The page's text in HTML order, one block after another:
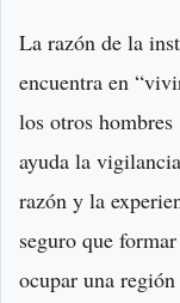
La razón de la
encuentra en
los otros
ayuda la
razón y la
seguro que
ocupar una